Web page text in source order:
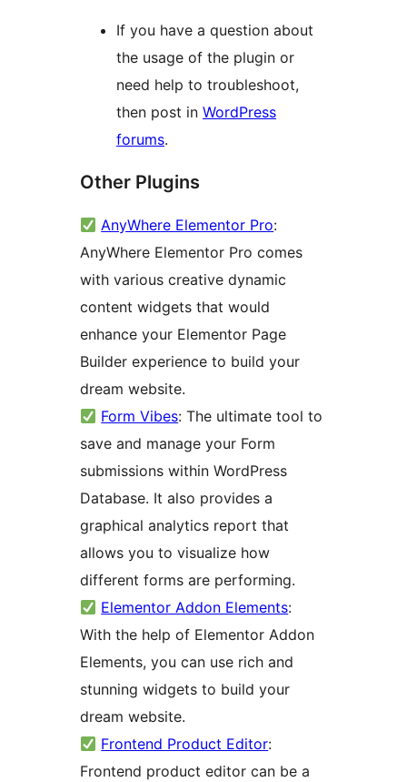
If you have a question about
the usage of the plugin or
need help to troubleshoot,
then post in WordPress
forums.
Other Plugins
AnyWhere Elementor Pro:
AnyWhere Elementor Pro comes
with various creative dynamic
content widgets that would
enhance your Elementor Page
Builder experience to build your
dream website.
Form Vibes: The ultimate tool to
save and manage your Form
submissions within WordPress
Database. It also provides a
graphical analytics report that
allows you to visualize how
different forms are performing.
Elementor Addon Elements:
With the help of Elementor Addon
Elements, you can use rich and
stunning widgets to build your
dream website.
Frontend Product Editor:
Frontend product editor can be a